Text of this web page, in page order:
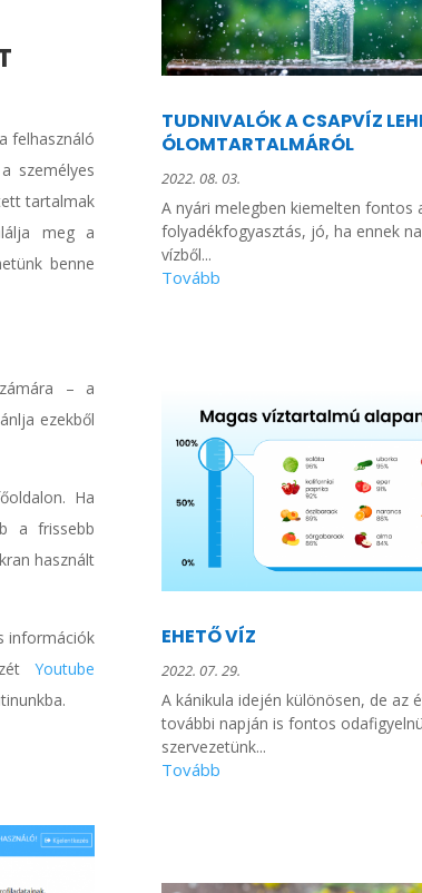
felhasználó
személyes
tartalmak
meg a
benne
– a
ezekből
Ha
a frissebb
használt
információk
Youtube
TUDNIVALÓK A CSAPVÍZ
ÓLOMTARTALMÁRÓL
2022. 08. 03.
A nyári melegben kiemelten fontos
folyadékfogyasztás, jó, ha ennek
vízből...
EHETŐ VÍZ
2022. 07. 29.
A kánikula idején különösen, de az
további napján is fontos
szervezetünk...